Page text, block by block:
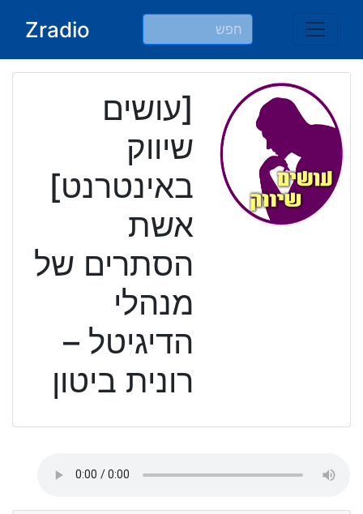
Zradio
[עושים
שיווק
באינטרנט]
אשת
הסתרים של
מנהלי
הדיגיטל –
רונית ביטון